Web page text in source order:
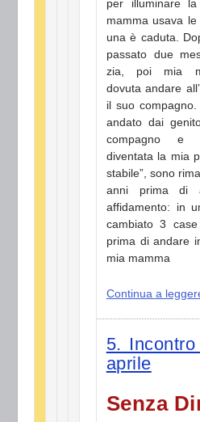
per illuminare
mamma usava
una è caduta.
passato due
zia, poi mia
dovuta andare
il suo
andato dai
compagno e
diventata la mia
stabile”, sono
anni prima di
affidamento: in
cambiato 3
prima di andare
mia mamma
Continua a
5.
aprile
Senza